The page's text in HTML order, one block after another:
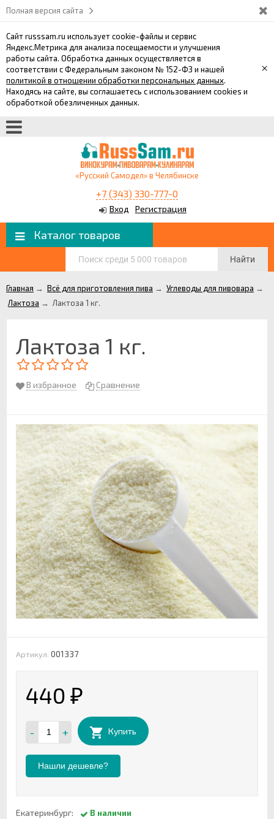
Полная версия сайта
Сайт russsam.ru использует cookie-файлы и сервис
Яндекс.Метрика для анализа посещаемости и улучшения
работы сайта. Обработка данных осуществляется в
соответствии с Федеральным законом № 152-ФЗ и нашей
политикой в отношении обработки персональных данных.
Находясь на сайте, вы соглашаетесь с использованием cookies и
обработкой обезличенных данных.
×
«Русский Самодел» в Челябинске
+7 (343) 330-777-0
Вход Регистрация
Каталог товаров
Найти
Главная → Всё для приготовления пива → Углеводы для пивовара →
Лактоза → Лактоза 1 кг.
Лактоза 1 кг.
В избранное Сравнение
Артикул: 001337
440 ₽
- + Купить
Нашли дешевле?
Екатеринбург: В наличии